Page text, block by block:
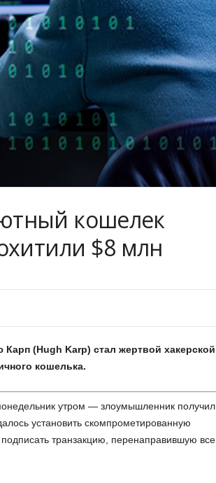
кошелек
$8 млн
(Hugh Karp) стал жертвой хакерской
кошелька.
утром — злоумышленник получил
установить скомпрометированную
транзакцию, перенаправившую все